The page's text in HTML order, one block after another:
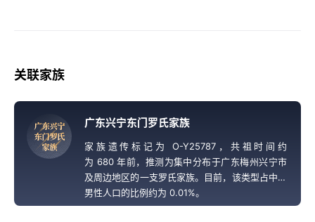
关联家族
广东兴宁
东门罗氏
家族
广东兴宁东门罗氏家族
家族遗传标记为 O-Y25787，共祖时间约
为 680 年前，推测为集中分布于广东梅州兴宁市
及周边地区的一支罗氏家族。目前，该类型占中国
男性人口的比例约为 0.01%。